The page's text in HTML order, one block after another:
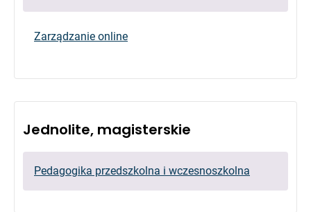
Zarządzanie online
Jednolite, magisterskie
Pedagogika przedszkolna i wczesnoszkolna